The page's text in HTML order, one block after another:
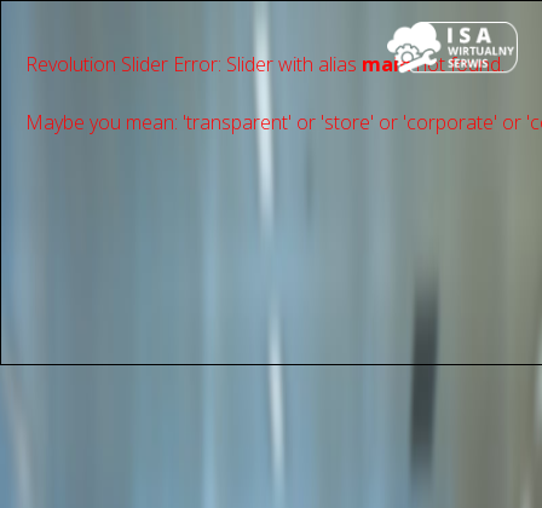
Revolution Slider Error: Slider with alias mainnot found.
Maybe you mean: 'transparent' or 'store' or 'сorporate' or